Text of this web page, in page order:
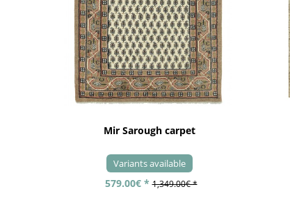
Mir Sarough carpet
Variants available
579.00€ * 1,349.00€ *